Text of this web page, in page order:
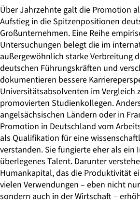
Über Jahrzehnte galt die Promotion
Aufstieg in die Spitzenpositionen
Großunternehmen. Eine Reihe
Untersuchungen belegt die im
außergewöhnlich starke Verbreitung
deutschen Führungskräften und
dokumentieren bessere
Universitätsabsolventen im Vergleich
promovierten Studienkollegen.
angelsächsischen Ländern oder in
Promotion in Deutschland vom
als Qualifikation für eine
verstanden. Sie fungierte eher als ein
überlegenes Talent. Darunter
Humankapital, das die Produktivität
vielen Verwendungen – eben nicht
sondern auch in der Wirtschaft –